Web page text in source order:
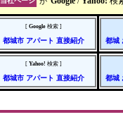
[ Google検索 ]
都城市 アパート 直接紹介 都城
[ Yahoo! 検索 ]
都城市 アパート 直接紹介 都城